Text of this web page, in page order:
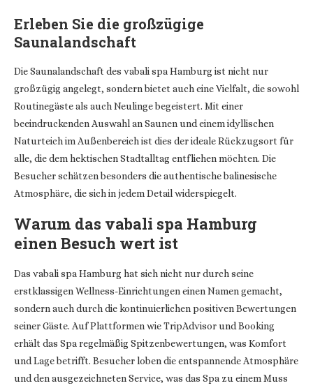
Erleben Sie die großzügige
Saunalandschaft
Die Saunalandschaft des vabali spa Hamburg ist nicht nur
großzügig angelegt, sondern bietet auch eine Vielfalt, die sowohl
Routinegäste als auch Neulinge begeistert. Mit einer
beeindruckenden Auswahl an Saunen und einem idyllischen
Naturteich im Außenbereich ist dies der ideale Rückzugsort für
alle, die dem hektischen Stadtalltag entfliehen möchten. Die
Besucher schätzen besonders die authentische balinesische
Atmosphäre, die sich in jedem Detail widerspiegelt.
Warum das vabali spa Hamburg
einen Besuch wert ist
Das vabali spa Hamburg hat sich nicht nur durch seine
erstklassigen Wellness-Einrichtungen einen Namen gemacht,
sondern auch durch die kontinuierlichen positiven Bewertungen
seiner Gäste. Auf Plattformen wie TripAdvisor und Booking
erhält das Spa regelmäßig Spitzenbewertungen, was Komfort
und Lage betrifft. Besucher loben die entspannende Atmosphäre
und den ausgezeichneten Service, was das Spa zu einem Muss